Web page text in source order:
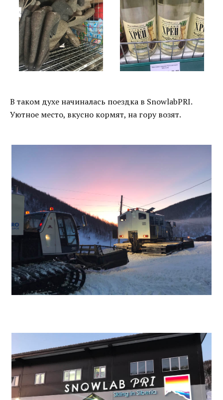
В таком духе начиналась поездка в SnowlabPRI.
Уютное место, вкусно кормят, на гору возят.